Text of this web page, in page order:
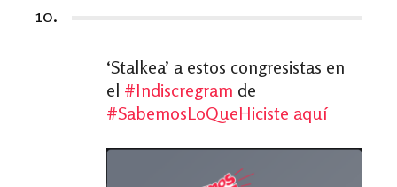
10.
‘Stalkea’ a estos congresistas en
el #Indiscregram de
#SabemosLoQueHiciste aquí